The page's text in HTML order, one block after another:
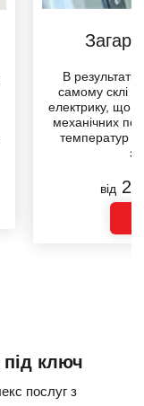
В результаті
самому склі
електрику, що
механічних
температур в
В результаті
самому склі
електрику, що
механічних
температур в
від 2
під ключ
послуг з